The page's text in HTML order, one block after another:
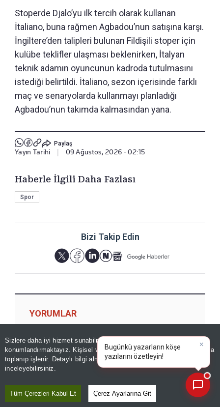
Sizlere daha iyi hizmet sunabilmek adına sitemizde
konumlandırmaktayız. Kişisel verileriniz, KVKK ve GDPR kapsamında
toplanıp işlenir. Detaylı bilgi almak içinAydınlatma Metnimizi
inceleyebilirsiniz.
Tüm Çerezleri Kabul Et Çerez Ayarlarına Git
Stoperde Djalo’yu ilk tercih olarak kullanan
İtaliano, buna rağmen Agbadou’nun satışına karşı.
İngiltere’den talipleri bulunan Fildişili stoper için
kulübe teklifler ulaşması beklenirken, İtalyan
teknik adamın oyuncunun kadroda tutulmasını
istediği belirtildi. İtaliano, sezon içerisinde farklı
maç ve senaryolarda kullanmayı planladığı
Agbadou’nun takımda kalmasından yana.
Paylaş
Yayın Tarihi 09 Ağustos, 2026 - 02:15
Haberle İlgili Daha Fazlası
Spor
Bizi Takip Edin
YORUMLAR
Yorum için giriş yapın
Bugünkü |